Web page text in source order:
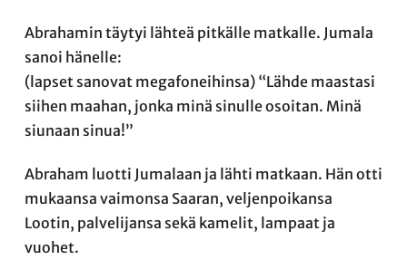
Abrahamin täytyi lähteä pitkälle matkalle. Jumala
sanoi hänelle:
(lapset sanovat megafoneihinsa) “Lähde maastasi
siihen maahan, jonka minä sinulle osoitan. Minä
siunaan sinua!”
Abraham luotti Jumalaan ja lähti matkaan. Hän otti
mukaansa vaimonsa Saaran, veljenpoikansa
Lootin, palvelijansa sekä kamelit, lampaat ja
vuohet.